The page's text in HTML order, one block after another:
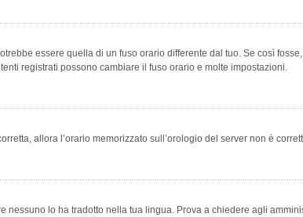
essere quella di un fuso orario differente dal tuo. Se così
registrati possono cambiare il fuso orario e molte impostazioni.
allora l’orario memorizzato sull’orologio del server non è
nessuno lo ha tradotto nella tua lingua. Prova a chiedere agli